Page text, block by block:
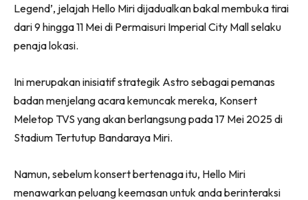
Legend’, jelajah Hello Miri dijadualkan bakal membuka tirai
dari 9 hingga 11 Mei di Permaisuri Imperial City Mall selaku
penaja lokasi.
Ini merupakan inisiatif strategik Astro sebagai pemanas
badan menjelang acara kemuncak mereka, Konsert
Meletop TVS yang akan berlangsung pada 17 Mei 2025 di
Stadium Tertutup Bandaraya Miri.
Namun, sebelum konsert bertenaga itu, Hello Miri
menawarkan peluang keemasan untuk anda berinteraksi